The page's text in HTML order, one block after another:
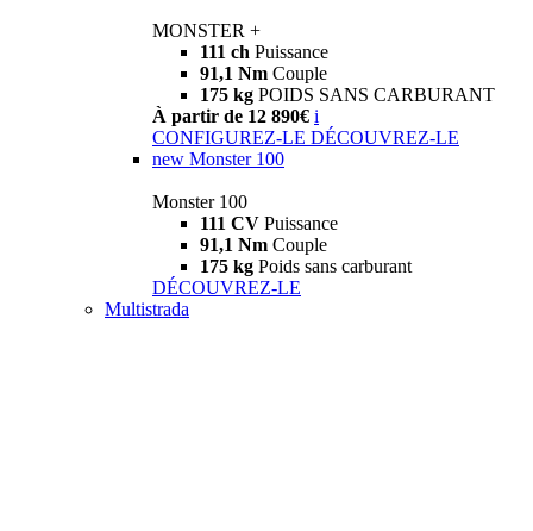
MONSTER +
111 ch Puissance
91,1 Nm Couple
175 kg POIDS SANS CARBURANT
À partir de 12 890€ i
CONFIGUREZ-LE DÉCOUVREZ-LE
new Monster 100
Monster 100
111 CV Puissance
91,1 Nm Couple
175 kg Poids sans carburant
DÉCOUVREZ-LE
Multistrada